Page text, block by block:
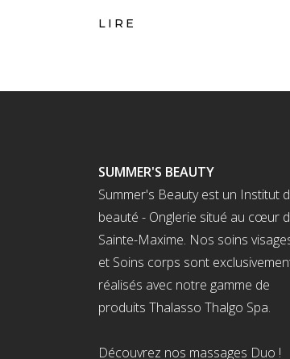
LIRE
SUMMER'S BEAUTY
Summer's Beauty est un Institut
beauté - Onglerie situé au cœur
Sainte-Maxime. Nos soins
et Soins corps sont
réalisés avec notre gamme de
produits Thalasso Thalgo Spa.
Découvrez nos massages Duo !